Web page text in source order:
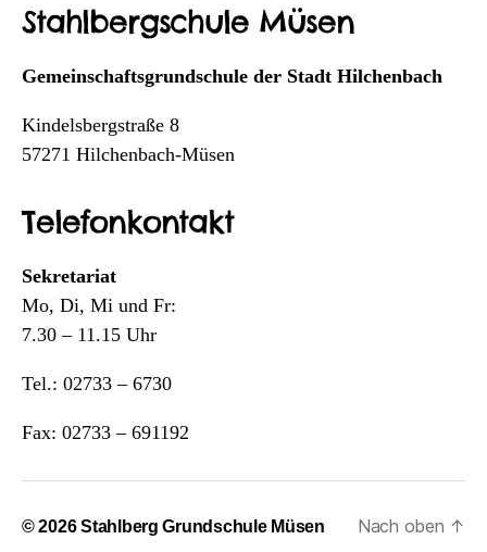
Stahlbergschule Müsen
Gemeinschaftsgrundschule der Stadt Hilchenbach
Kindelsbergstraße 8
57271 Hilchenbach-Müsen
Telefonkontakt
Sekretariat
Mo, Di, Mi und Fr:
7.30 – 11.15 Uhr
Tel.: 02733 – 6730
Fax: 02733 – 691192
© 2026Stahlberg Grundschule Müsen Nach oben ↑